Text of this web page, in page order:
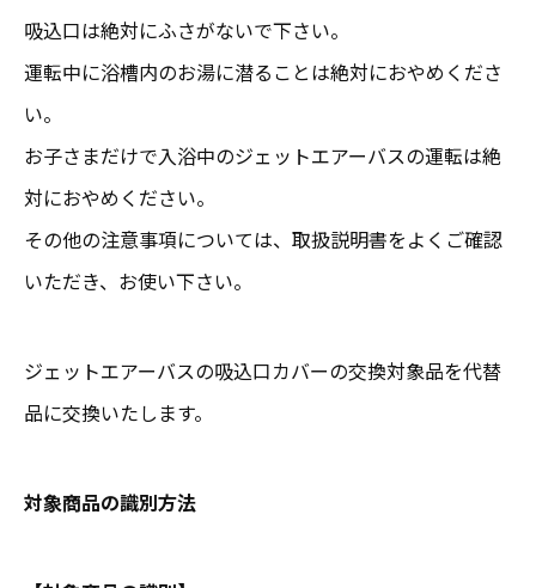
吸込口は絶対にふさがないで下さい。
運転中に浴槽内のお湯に潜ることは絶対におやめくださ
い。
お子さまだけで入浴中のジェットエアーバスの運転は絶
対におやめください。
その他の注意事項については、取扱説明書をよくご確認
いただき、お使い下さい。
ジェットエアーバスの吸込口カバーの交換対象品を代替
品に交換いたします。
対象商品の識別方法